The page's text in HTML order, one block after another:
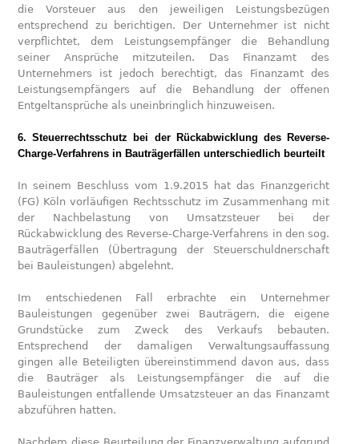
die Vorsteuer aus den jeweiligen Leistungsbezügen
entsprechend zu berichtigen. Der Unternehmer ist nicht
verpflichtet, dem Leistungsempfänger die Behandlung
seiner Ansprüche mitzuteilen. Das Finanzamt des
Unternehmers ist jedoch berechtigt, das Finanzamt des
Leistungsempfängers auf die Behandlung der offenen
Entgeltansprüche als uneinbringlich hinzuweisen.
6. Steuerrechtsschutz bei der Rückabwicklung des Reverse-
Charge-Verfahrens in Bauträgerfällen unterschiedlich beurteilt
In seinem Beschluss vom 1.9.2015 hat das Finanzgericht
(FG) Köln vorläufigen Rechtsschutz im Zusammenhang mit
der Nachbelastung von Umsatzsteuer bei der
Rückabwicklung des Reverse-Charge-Verfahrens in den sog.
Bauträgerfällen (Übertragung der Steuerschuldnerschaft
bei Bauleistungen) abgelehnt.
Im entschiedenen Fall erbrachte ein Unternehmer
Bauleistungen gegenüber zwei Bauträgern, die eigene
Grundstücke zum Zweck des Verkaufs bebauten.
Entsprechend der damaligen Verwaltungsauffassung
gingen alle Beteiligten übereinstimmend davon aus, dass
die Bauträger als Leistungsempfänger die auf die
Bauleistungen entfallende Umsatzsteuer an das Finanzamt
abzuführen hatten.